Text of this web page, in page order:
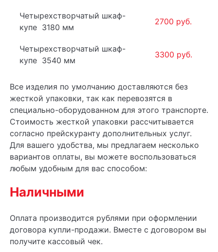
Четырехстворчатый шкаф-
купе 3180 мм
2700 руб.
Четырехстворчатый шкаф-
купе 3540 мм
3300 руб.
Все изделия по умолчанию доставляются без
жесткой упаковки, так как перевозятся в
специально-оборудованном для этого транспорте.
Стоимость жесткой упаковки рассчитывается
согласно прейскуранту дополнительных услуг.
Для вашего удобства, мы предлагаем несколько
вариантов оплаты, вы можете воспользоваться
любым удобным для вас способом:
Наличными
Оплата производится рублями при оформлении
договора купли-продажи. Вместе с договором вы
получите кассовый чек.